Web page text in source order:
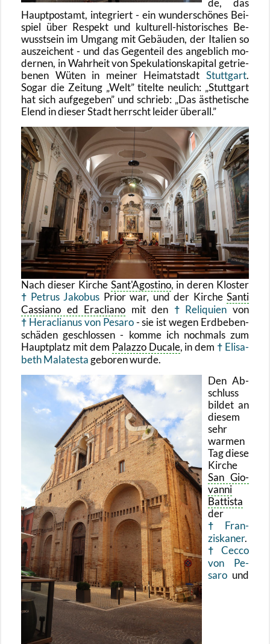
de, das
Haupt­post­amt, in­te­griert - ein wun­der­schö­nes Bei­
spiel über Re­spekt und kul­tu­rell-his­to­ri­sches Be­
wusst­sein im Um­gang mit Ge­bäu­den, der Ita­li­en so
aus­zei­chent - und das Ge­gen­teil des an­geb­lich mo­
der­nen, in Wahr­heit von Spe­ku­la­ti­ons­ka­pi­tal ge­trie­
be­nen Wüten in mei­ner Hei­mat­stadt Stutt­gart.
Sogar die Zei­tung Welt ti­tel­te neu­lich: Stutt­gart
hat sich auf­ge­ge­ben und schrieb: Das äs­the­ti­sche
Elend in die­ser Stadt herrscht lei­der über­all.
Nach die­ser Kir­che Sant'Ago­s­ti­no, in deren Klos­ter
Pe­trus Ja­ko­bus Prior war, und der Kir­che Santi
Cas­sia­no ed Er­a­clia­no mit den Re­li­qui­en von
Her­a­clia­nus von Pe­sa­ro- sie ist wegen Erd­be­ben­
schä­den ge­schlos­sen - komme ich noch­mals zum
Haupt­platz mit dem Pa­laz­zo Du­ca­le, in dem
Eli­sa­
beth Mala­tes­ta ge­bo­ren wurde.
Den Ab­
schluss
bil­det an
die­sem
sehr
war­men
Tag diese
Kir­che
San Gio­
van­ni
Bat­tis­ta
der
Fran­
zis­ka­ner.
Cecco
von Pe­
sa­ro und